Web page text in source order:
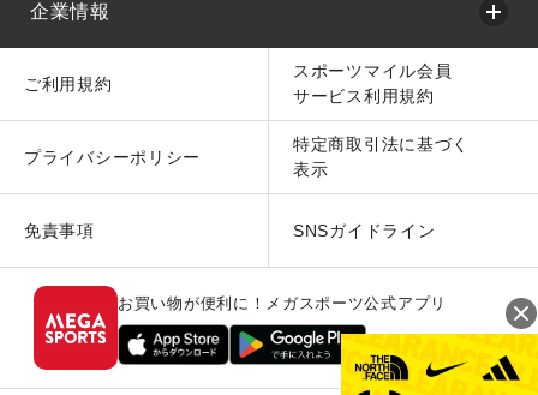
企業情報
ご利用規約
スポーツマイル会員
サービス利用規約
プライバシーポリシー
特定商取引法に基づく
表示
免責事項 SNSガイドライン
お買い物が便利に！メガスポーツ公式アプリ